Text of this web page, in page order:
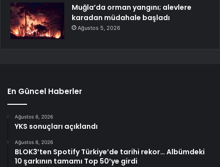
Muğla’da orman yangını; alevlere
karadan müdahale başladı
Ağustos 5, 2026
En Güncel Haberler
Ağustos 6, 2026
YKS sonuçları açıklandı
Ağustos 6, 2026
BLOK3’ten Spotify Türkiye’de tarihi rekor… Albümdeki
10 şarkının tamamı Top 50’ye girdi